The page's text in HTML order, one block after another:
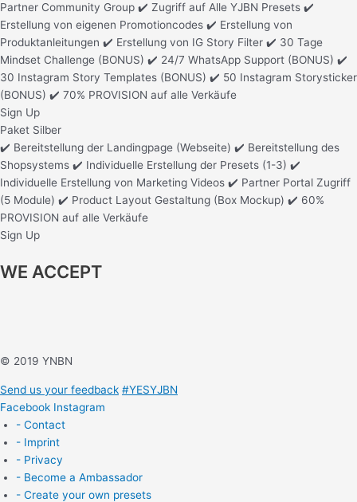
Partner Community Group ✔️ Zugriff auf Alle YJBN Presets ✔️
Erstellung von eigenen Promotioncodes ✔️ Erstellung von
Produktanleitungen ✔️ Erstellung von IG Story Filter ✔️ 30 Tage
Mindset Challenge (BONUS) ✔️ 24/7 WhatsApp Support (BONUS) ✔️
30 Instagram Story Templates (BONUS) ✔️ 50 Instagram Storysticker
(BONUS) ✔️ 70% PROVISION auf alle Verkäufe
Sign Up
Paket Silber
✔️ Bereitstellung der Landingpage (Webseite) ✔️ Bereitstellung des
Shopsystems ✔️ Individuelle Erstellung der Presets (1-3) ✔️
Individuelle Erstellung von Marketing Videos ✔️ Partner Portal Zugriff
(5 Module) ✔️ Product Layout Gestaltung (Box Mockup) ✔️ 60%
PROVISION auf alle Verkäufe
Sign Up
WE ACCEPT
© 2019 YNBN
Send us your feedback #YESYJBN
Facebook Instagram
- Contact
- Imprint
- Privacy
- Become a Ambassador
- Create your own presets